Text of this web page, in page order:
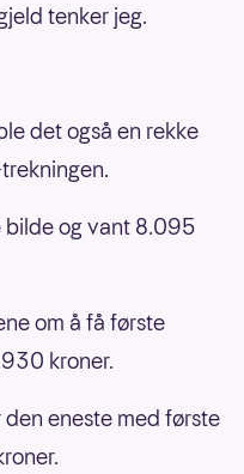
tenker jeg.
det også en rekke
bilde og vant 8.095
om å få første
kroner.
eneste med første